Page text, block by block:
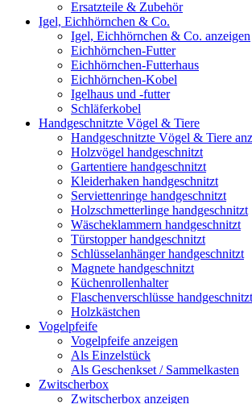
Ersatzteile & Zubehör
Igel, Eichhörnchen & Co.
Igel, Eichhörnchen & Co. anzeigen
Eichhörnchen-Futter
Eichhörnchen-Futterhaus
Eichhörnchen-Kobel
Igelhaus und -futter
Schläferkobel
Handgeschnitzte Vögel & Tiere
Handgeschnitzte Vögel & Tiere
Holzvögel handgeschnitzt
Gartentiere handgeschnitzt
Kleiderhaken handgeschnitzt
Serviettenringe handgeschnitzt
Holzschmetterlinge handgeschnitzt
Wäscheklammern handgeschnitzt
Türstopper handgeschnitzt
Schlüsselanhänger handgeschnitzt
Magnete handgeschnitzt
Küchenrollenhalter
Flaschenverschlüsse handgeschnitzt
Holzkästchen
Vogelpfeife
Vogelpfeife anzeigen
Als Einzelstück
Als Geschenkset / Sammelkasten
Zwitscherbox
Zwitscherbox anzeigen